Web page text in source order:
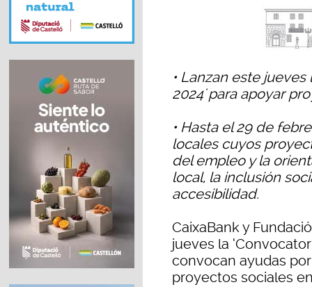
• Lanzan este
2024' para apoyar
• Hasta el 29 de
locales cuyos
del empleo y la
local, la inclusión
accesibilidad.
CaixaBank y
jueves la
convocan ayudas
proyectos sociales